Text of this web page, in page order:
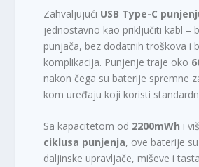
Zahvaljujući USB Type-C
jednostavno kao priključiti kabl –
punjača, bez dodatnih troškova i
komplikacija. Punjenje traje oko
nakon čega su baterije spremne
kom uređaju koji koristi
Sa kapacitetom od 2200mWh i
ciklusa punjenja, ove baterije
daljinske upravljače, miševe i